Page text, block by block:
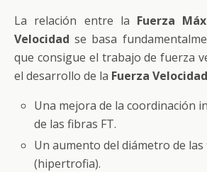
La relación entre la Fuerza
Velocidad se basa
que consigue el trabajo de fuerza
el desarrollo de la Fuerza Velocidad
Una mejora de la coordinación
de las fibras FT.
Un aumento del diámetro de las
(hipertrofia).